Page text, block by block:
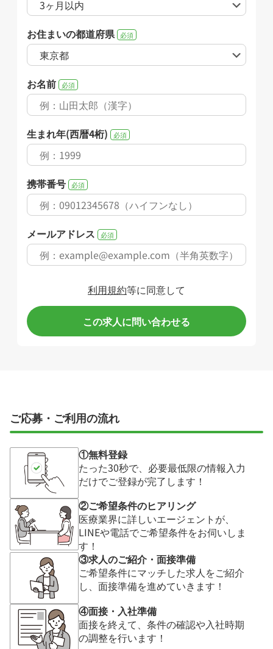
お住まいの都道府県 必須
お名前 必須
生まれ年(西暦4桁) 必須
携帯番号 必須
メールアドレス 必須
利用規約等に同意して
この求人に問い合わせる
ご応募・ご利用の流れ
①無料登録
たった30秒で、必要最低限の情報入力
だけでご登録が完了します！
②ご希望条件のヒアリング
医療業界に詳しいエージェントが、
LINEや電話でご希望条件をお伺いしま
す！
③求人のご紹介・面接準備
ご希望条件にマッチした求人をご紹介
し、面接準備を進めていきます！
④面接・入社準備
面接を終えて、条件の確認や入社時期
の調整を行います！